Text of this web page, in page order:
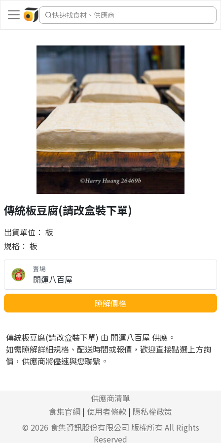
快速找食材、供應商
傳統板豆腐(請改盒裝下單)
出貨單位： 板
規格： 板
賣場
開運八百屋
瞭解價格
傳統板豆腐(請改盒裝下單) 由 開運八百屋 供應。
如需瞭解詳細規格、配送時間或報價，歡迎直接點選上方詢
價，供應商將儘速與您聯繫。
供應商清單
食集官網 | 使用者條款 | 隱私權政策
© 2026 食集資訊股份有限公司 版權所有 All Rights
Reserved